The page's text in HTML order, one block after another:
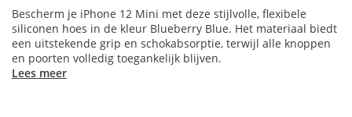
Bescherm je iPhone 12 Mini met deze stijlvolle, flexibele
siliconen hoes in de kleur Blueberry Blue. Het materiaal biedt
een uitstekende grip en schokabsorptie, terwijl alle knoppen
en poorten volledig toegankelijk blijven.
Lees meer